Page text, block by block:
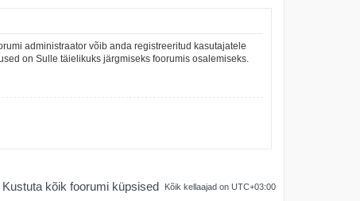
administraator võib anda registreeritud kasutajatele
on Sulle täielikuks järgmiseks foorumis osalemiseks.
Kõik kellaajad on UTC+03:00
Kustuta kõik foorumi küpsised